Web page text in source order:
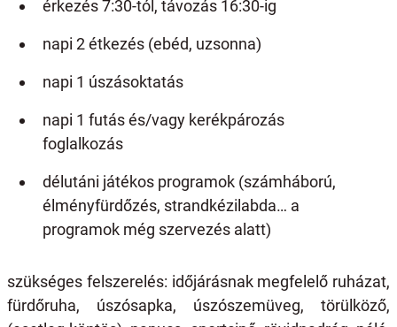
érkezés 7:30-tól, távozás 16:30-ig
napi 2 étkezés (ebéd, uzsonna)
napi 1 úszásoktatás
napi 1 futás és/vagy kerékpározás
foglalkozás
délutáni játékos programok (számháború,
élményfürdőzés, strandkézilabda… a
programok még szervezés alatt)
szükséges felszerelés: időjárásnak megfelelő ruházat,
fürdőruha, úszósapka, úszószemüveg, törülköző,